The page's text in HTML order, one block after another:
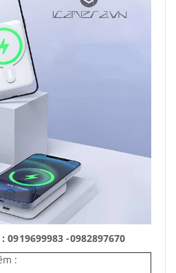
-0982897670
: